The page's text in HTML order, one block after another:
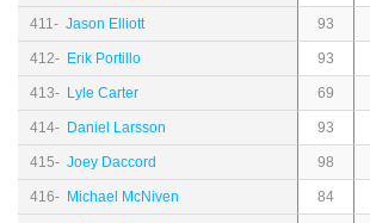
411- Jason Elliott 93
412- Erik Portillo 93
413- Lyle Carter 69
414- Daniel Larsson 93
415- Joey Daccord 98
416- Michael McNiven 84